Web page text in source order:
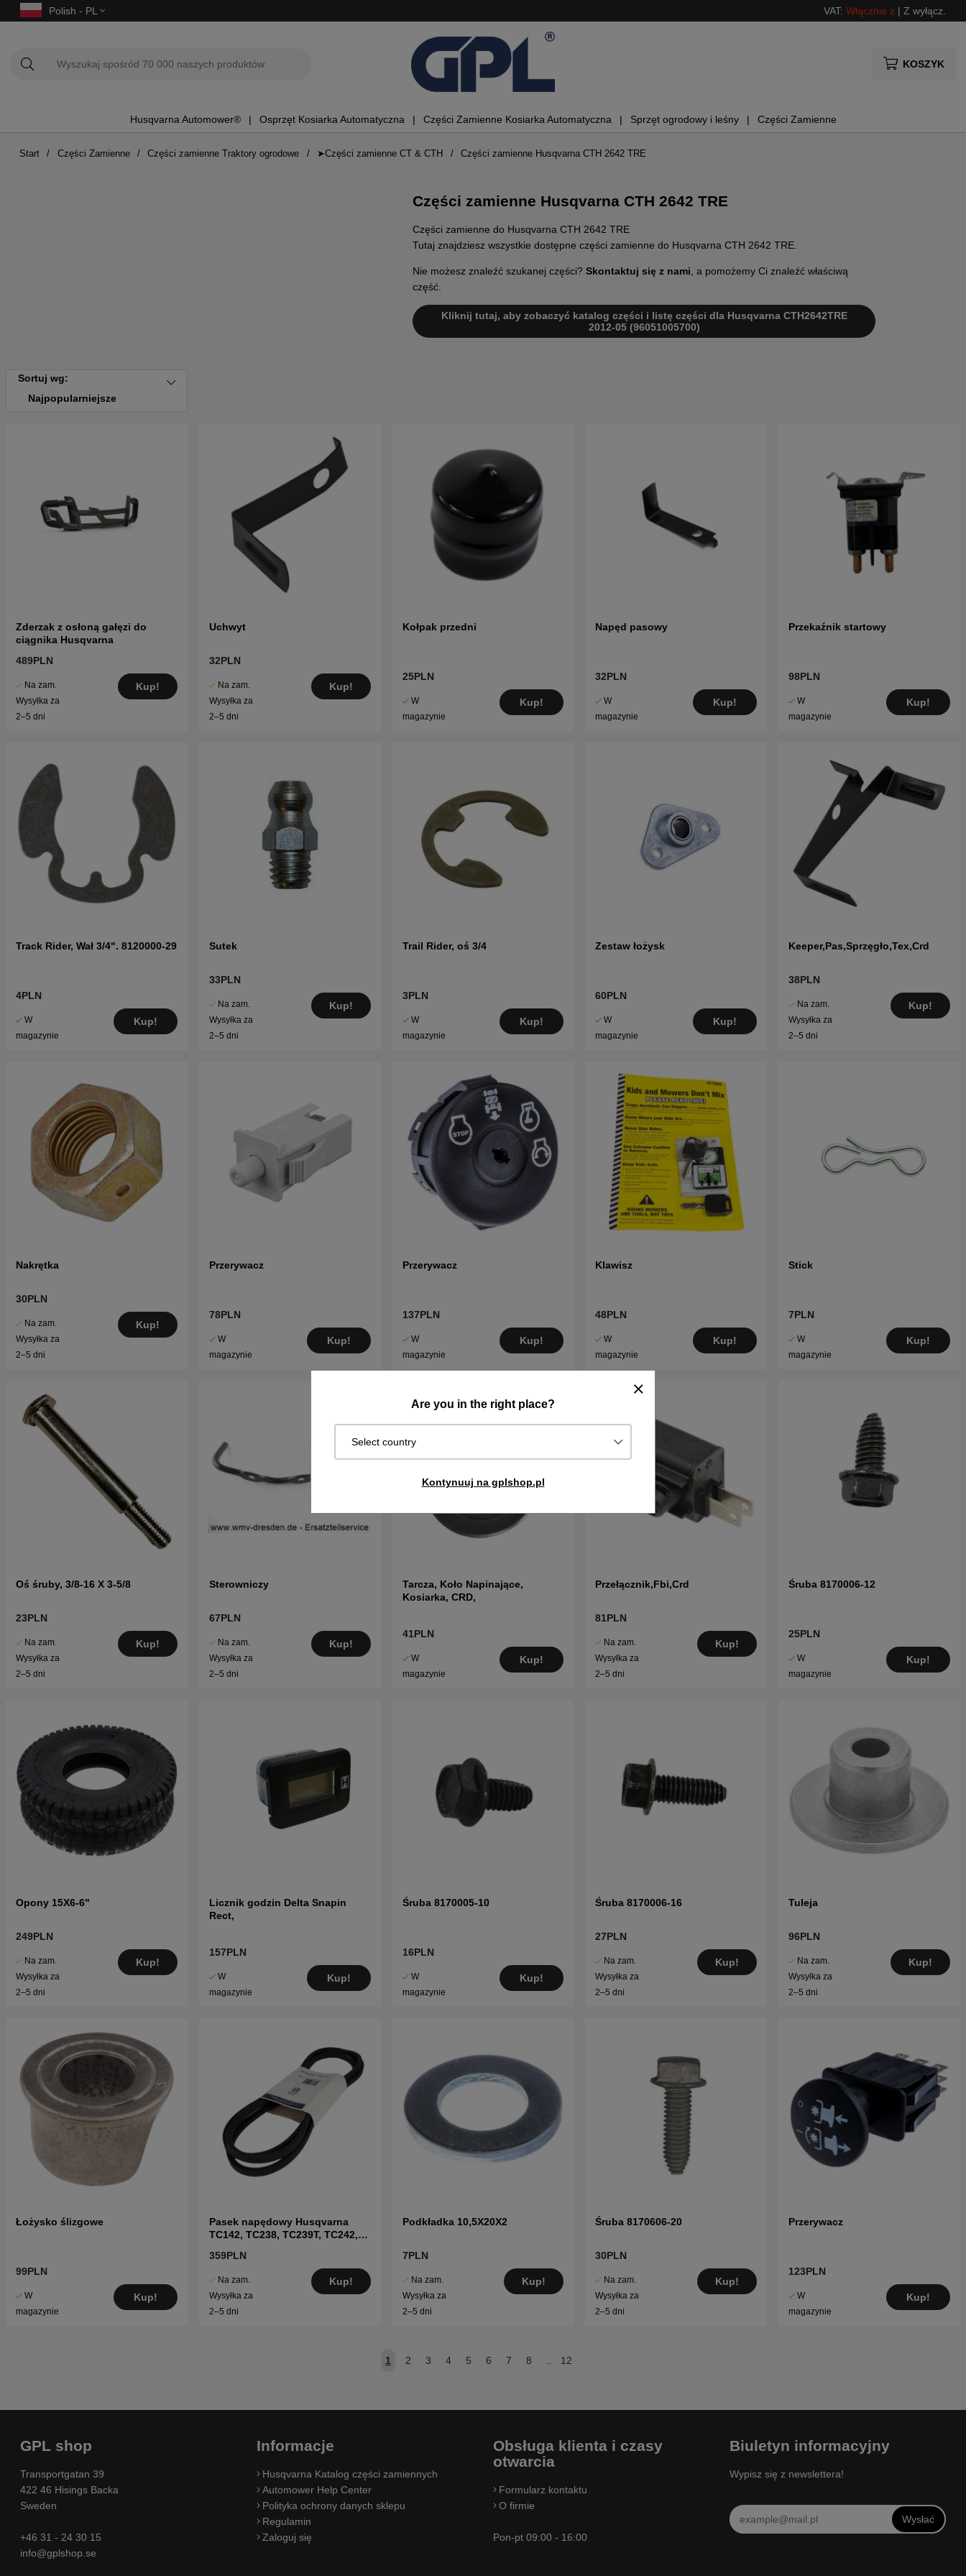
Polish - PL VAT: Włącznie z | Z wyłącz.
KOSZYK
Husqvarna Automower® Osprzęt Kosiarka Automatyczna Części Zamienne Kosiarka Automatyczna Sprzęt ogrodowy i leśny Części Zamienne
Are you in the right place?
Select country
Kontynuuj na gplshop.pl
Start Części Zamienne Części zamienne Traktory ogrodowe ➤Części zamienne CT & CTH Części zamienne Husqvarna CTH 2642 TRE
Części zamienne Husqvarna CTH 2642 TRE
Części zamienne do Husqvarna CTH 2642 TRE
Tutaj znajdziesz wszystkie dostępne części zamienne do Husqvarna CTH 2642 TRE.
Nie możesz znaleźć szukanej części? Skontaktuj się z nami, a pomożemy Ci znaleźć właściwą
część.
Kliknij tutaj, aby zobaczyć katalog części i listę części dla Husqvarna CTH2642TRE
2012-05 (96051005700)
Sortuj wg:
Najpopularniejsze
Zderzak z osłoną gałęzi do
ciągnika Husqvarna
489PLN
Na zam.
Wysyłka za
2–5 dni
Kup!
Uchwyt
32PLN
Na zam.
Wysyłka za
2–5 dni
Kup!
Kołpak przedni
25PLN
W
magazynie
Kup!
Napęd pasowy
32PLN
W
magazynie
Kup!
Przekaźnik startowy
98PLN
W
magazynie
Kup!
Track Rider, Wał 3/4". 8120000-29
4PLN
W
magazynie
Kup!
Sutek
33PLN
Na zam.
Wysyłka za
2–5 dni
Kup!
Trail Rider, oś 3/4
3PLN
W
magazynie
Kup!
Zestaw łożysk
60PLN
W
magazynie
Kup!
Keeper,Pas,Sprzęgło,Tex,Crd
38PLN
Na zam.
Wysyłka za
2–5 dni
Kup!
Nakrętka
30PLN
Na zam.
Wysyłka za
2–5 dni
Kup!
Przerywacz
78PLN
W
magazynie
Kup!
Przerywacz
137PLN
W
magazynie
Kup!
Klawisz
48PLN
W
magazynie
Kup!
Stick
7PLN
W
magazynie
Kup!
Oś śruby, 3/8-16 X 3-5/8
23PLN
Na zam.
Wysyłka za
2–5 dni
Kup!
Sterowniczy
67PLN
Na zam.
Wysyłka za
2–5 dni
Kup!
Tarcza, Koło Napinające,
Kosiarka, CRD,
41PLN
W
magazynie
Kup!
Przełącznik,Fbi,Crd
81PLN
Na zam.
Wysyłka za
2–5 dni
Kup!
Śruba 8170006-12
25PLN
W
magazynie
Kup!
Opony 15X6-6"
249PLN
Na zam.
Wysyłka za
2–5 dni
Kup!
Licznik godzin Delta Snapin
Rect,
157PLN
W
magazynie
Kup!
Śruba 8170005-10
16PLN
W
magazynie
Kup!
Śruba 8170006-16
27PLN
Na zam.
Wysyłka za
2–5 dni
Kup!
Tuleja
96PLN
Na zam.
Wysyłka za
2–5 dni
Kup!
Łożysko ślizgowe
99PLN
W
magazynie
Kup!
Pasek napędowy Husqvarna
TC142, TC238, TC239T, TC242,
359PLN
Na zam.
Wysyłka za
2–5 dni
Kup!
Podkładka 10,5X20X2
7PLN
Na zam.
Wysyłka za
2–5 dni
Kup!
Śruba 8170606-20
30PLN
Na zam.
Wysyłka za
2–5 dni
Kup!
Przerywacz
123PLN
W
magazynie
Kup!
1 2 3 4 5 6 7 8 .. 12
GPL shop
Transportgatan 39
422 46 Hisings Backa
Sweden
+46 31 - 24 30 15
info@gplshop.se
Informacje
Husqvarna Katalog części zamiennych
Automower Help Center
Polityka ochrony danych sklepu
Regulamin
Zaloguj się
Obsługa klienta i czasy
otwarcia
Formularz kontaktu
O firmie
Pon-pt 09:00 - 16:00
Biuletyn informacyjny
Wypisz się z newslettera!
Wysłać